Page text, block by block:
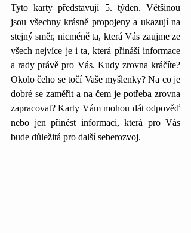
Tyto karty představují 5. týden. Většinou
jsou všechny krásně propojeny a ukazují na
stejný směr, nicméně ta, která Vás zaujme ze
všech nejvíce je i ta, která přináší informace
a rady právě pro Vás. Kudy zrovna kráčíte?
Okolo čeho se točí Vaše myšlenky? Na co je
dobré se zaměřit a na čem je potřeba zrovna
zapracovat? Karty Vám mohou dát odpověď
nebo jen přinést informaci, která pro Vás
bude důležitá pro další seberozvoj.